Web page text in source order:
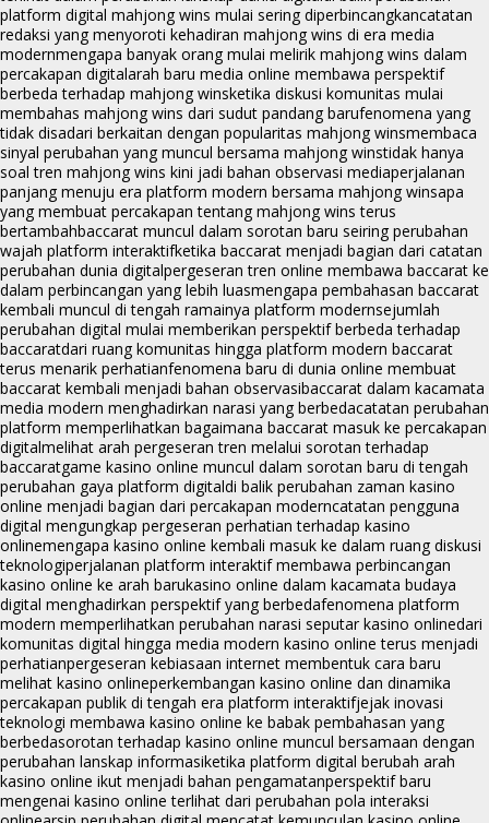
platform digital mahjong wins mulai sering diperbincangkancatatan
redaksi yang menyoroti kehadiran mahjong wins di era media
modernmengapa banyak orang mulai melirik mahjong wins dalam
percakapan digitalarah baru media online membawa perspektif
berbeda terhadap mahjong winsketika diskusi komunitas mulai
membahas mahjong wins dari sudut pandang barufenomena yang
tidak disadari berkaitan dengan popularitas mahjong winsmembaca
sinyal perubahan yang muncul bersama mahjong winstidak hanya
soal tren mahjong wins kini jadi bahan observasi mediaperjalanan
panjang menuju era platform modern bersama mahjong winsapa
yang membuat percakapan tentang mahjong wins terus
bertambahbaccarat muncul dalam sorotan baru seiring perubahan
wajah platform interaktifketika baccarat menjadi bagian dari catatan
perubahan dunia digitalpergeseran tren online membawa baccarat ke
dalam perbincangan yang lebih luasmengapa pembahasan baccarat
kembali muncul di tengah ramainya platform modernsejumlah
perubahan digital mulai memberikan perspektif berbeda terhadap
baccaratdari ruang komunitas hingga platform modern baccarat
terus menarik perhatianfenomena baru di dunia online membuat
baccarat kembali menjadi bahan observasibaccarat dalam kacamata
media modern menghadirkan narasi yang berbedacatatan perubahan
platform memperlihatkan bagaimana baccarat masuk ke percakapan
digitalmelihat arah pergeseran tren melalui sorotan terhadap
baccaratgame kasino online muncul dalam sorotan baru di tengah
perubahan gaya platform digitaldi balik perubahan zaman kasino
online menjadi bagian dari percakapan moderncatatan pengguna
digital mengungkap pergeseran perhatian terhadap kasino
onlinemengapa kasino online kembali masuk ke dalam ruang diskusi
teknologiperjalanan platform interaktif membawa perbincangan
kasino online ke arah barukasino online dalam kacamata budaya
digital menghadirkan perspektif yang berbedafenomena platform
modern memperlihatkan perubahan narasi seputar kasino onlinedari
komunitas digital hingga media modern kasino online terus menjadi
perhatianpergeseran kebiasaan internet membentuk cara baru
melihat kasino onlineperkembangan kasino online dan dinamika
percakapan publik di tengah era platform interaktifjejak inovasi
teknologi membawa kasino online ke babak pembahasan yang
berbedasorotan terhadap kasino online muncul bersamaan dengan
perubahan lanskap informasiketika platform digital berubah arah
kasino online ikut menjadi bahan pengamatanperspektif baru
mengenai kasino online terlihat dari perubahan pola interaksi